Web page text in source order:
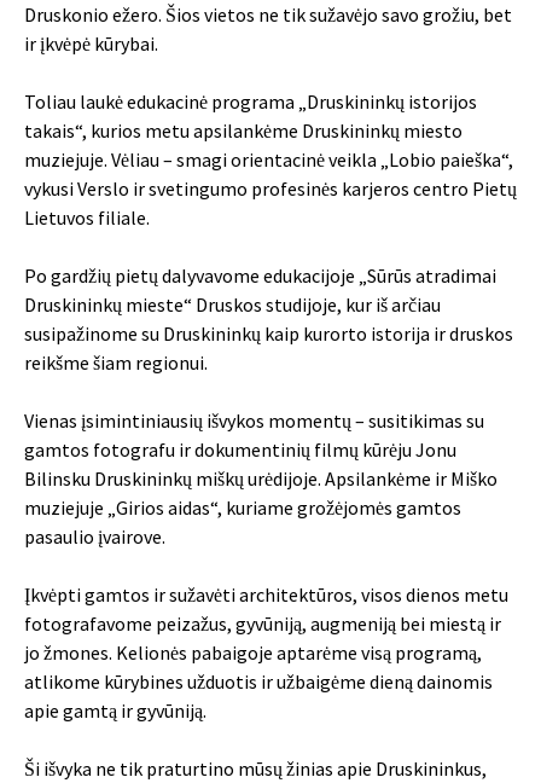
Druskonio ežero. Šios vietos ne tik sužavėjo savo grožiu, bet
ir įkvėpė kūrybai.
Toliau laukė edukacinė programa „Druskininkų istorijos
takais“, kurios metu apsilankėme Druskininkų miesto
muziejuje. Vėliau – smagi orientacinė veikla „Lobio paieška“,
vykusi Verslo ir svetingumo profesinės karjeros centro Pietų
Lietuvos filiale.
Po gardžių pietų dalyvavome edukacijoje „Sūrūs atradimai
Druskininkų mieste“ Druskos studijoje, kur iš arčiau
susipažinome su Druskininkų kaip kurorto istorija ir druskos
reikšme šiam regionui.
Vienas įsimintiniausių išvykos momentų – susitikimas su
gamtos fotografu ir dokumentinių filmų kūrėju Jonu
Bilinsku Druskininkų miškų urėdijoje. Apsilankėme ir Miško
muziejuje „Girios aidas“, kuriame grožėjomės gamtos
pasaulio įvairove.
Įkvėpti gamtos ir sužavėti architektūros, visos dienos metu
fotografavome peizažus, gyvūniją, augmeniją bei miestą ir
jo žmones. Kelionės pabaigoje aptarėme visą programą,
atlikome kūrybines užduotis ir užbaigėme dieną dainomis
apie gamtą ir gyvūniją.
Ši išvyka ne tik praturtino mūsų žinias apie Druskininkus,